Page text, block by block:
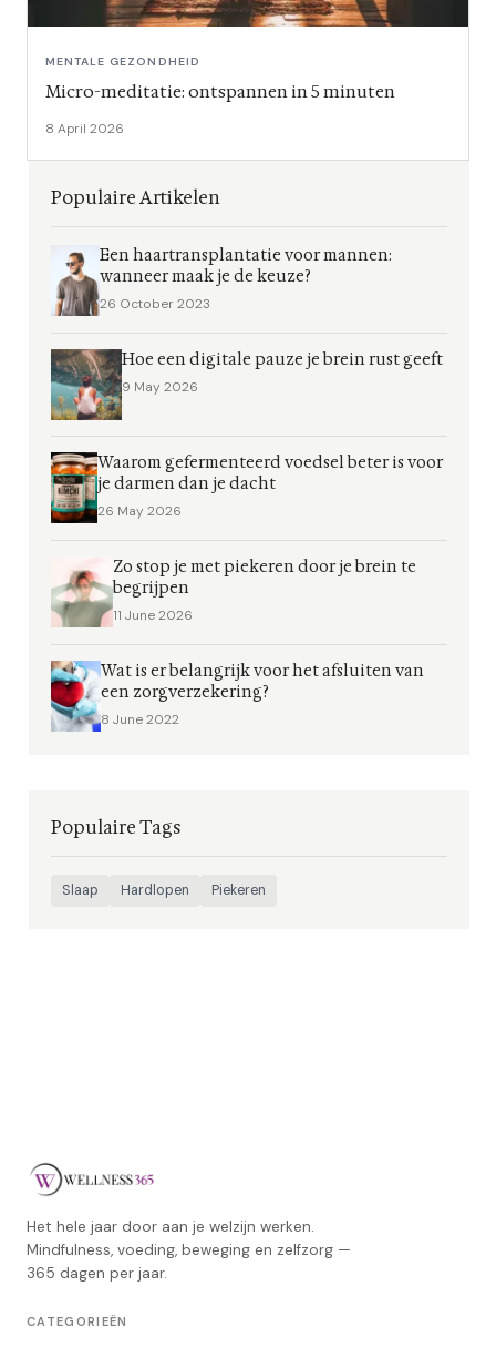
MENTALE GEZONDHEID
Micro-meditatie: ontspannen in 5 minuten
8 April 2026
Populaire Artikelen
Een haartransplantatie voor mannen:
wanneer maak je de keuze?
26 October 2023
Hoe een digitale pauze je brein rust geeft
9 May 2026
Waarom gefermenteerd voedsel beter is voor
je darmen dan je dacht
26 May 2026
Zo stop je met piekeren door je brein te
begrijpen
11 June 2026
Wat is er belangrijk voor het afsluiten van
een zorgverzekering?
8 June 2022
Populaire Tags
Slaap Hardlopen Piekeren
Het hele jaar door aan je welzijn werken.
Mindfulness, voeding, beweging en zelfzorg —
365 dagen per jaar.
CATEGORIEËN